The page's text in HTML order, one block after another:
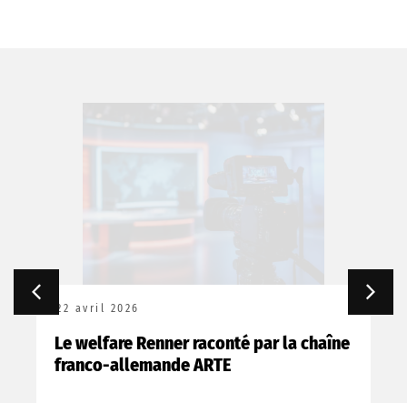
22 avril 2026
Le welfare Renner raconté par la chaîne
franco-allemande ARTE